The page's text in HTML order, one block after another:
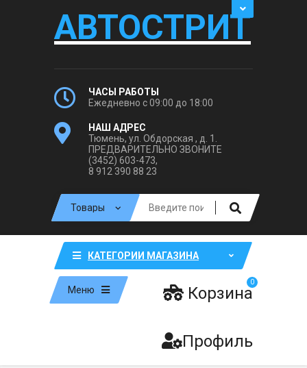
АВТОСТРИТ
ЧАСЫ РАБОТЫ
Ежедневно с 09:00 до 18:00
НАШ АДРЕС
Тюмень, ул. Обдорская , д. 1.
ПРЕДВАРИТЕЛЬНО ЗВОНИТЕ
(3452) 603-473,
8 912 390 88 23
КАТЕГОРИИ МАГАЗИНА
Меню Корзина
0
Профиль